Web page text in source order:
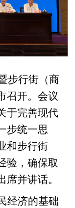
步行街（商
召开。会议
于完善现代
步统一思
和步行街
验，确保取
并讲话。
经济的基础